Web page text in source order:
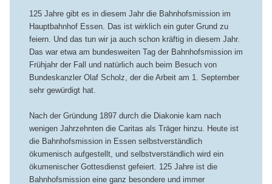
125 Jahre gibt es in diesem Jahr die Bahnhofsmission im
Hauptbahnhof Essen. Das ist wirklich ein guter Grund zu
feiern. Und das tun wir ja auch schon kräftig in diesem Jahr.
Das war etwa am bundesweiten Tag der Bahnhofsmission im
Frühjahr der Fall und natürlich auch beim Besuch von
Bundeskanzler Olaf Scholz, der die Arbeit am 1. September
sehr gewürdigt hat.
Nach der Gründung 1897 durch die Diakonie kam nach
wenigen Jahrzehnten die Caritas als Träger hinzu. Heute ist
die Bahnhofsmission in Essen selbstverständlich
ökumenisch aufgestellt, und selbstverständlich wird ein
ökumenischer Gottesdienst gefeiert. 125 Jahre ist die
Bahnhofsmission eine ganz besondere und immer